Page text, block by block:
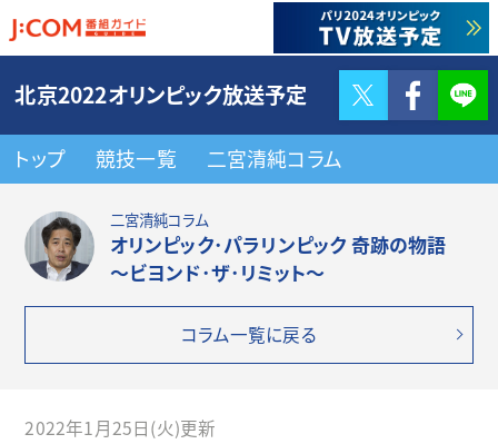
北京2022オリンピック放送予定
トップ 競技一覧 二宮清純コラム
Twitter
二宮清純コラム
オリンピック･パラリンピック 奇跡の物語
～ビヨンド･ザ･リミット～
コラム一覧に戻る
2022年1月25日(火)更新